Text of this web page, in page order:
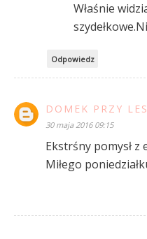
Właśnie
Odpowiedz
DOMEK PRZY
30 maja 2016 09:15
Ekstrśny pomysł z
Miłego